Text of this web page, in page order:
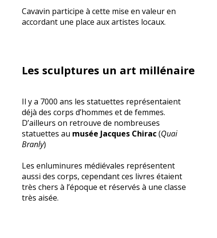
Cavavin participe à cette mise en valeur en
accordant une place aux artistes locaux.
Les sculptures un art millénaire
Il y a 7000 ans les statuettes représentaient
déjà des corps d’hommes et de femmes.
D’ailleurs on retrouve de nombreuses
statuettes au musée Jacques Chirac(Quai
Branly)
Les enluminures médiévales représentent
aussi des corps, cependant ces livres étaient
très chers à l’époque et réservés à une classe
très aisée.